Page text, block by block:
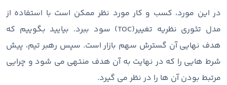
در این مورد، کسب‌ و کار مورد نظر ممکن است با استفاده از
مدل تئوری نظریه تغییر(TOC) سود ببرد. بیایید بگوییم که
هدف نهایی آن گسترش سهم بازار است. سپس رهبر تیم، پیش
شرط هایی را که در نهایت به آن هدف منتهی می شود و چرایی
مرتبط بودن آن ها را در نظر می گیرد.